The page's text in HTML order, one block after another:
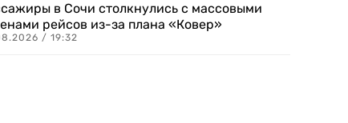
в Сочи столкнулись с массовыми
рейсов из-за плана «Ковер»
/ 19:32